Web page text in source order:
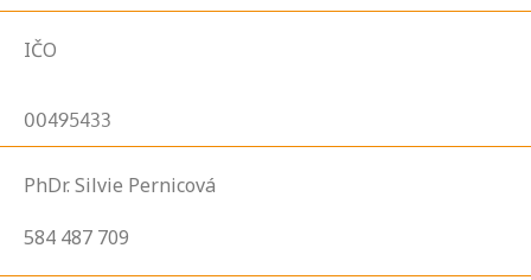
IČO
00495433
PhDr. Silvie Pernicová
584 487 709